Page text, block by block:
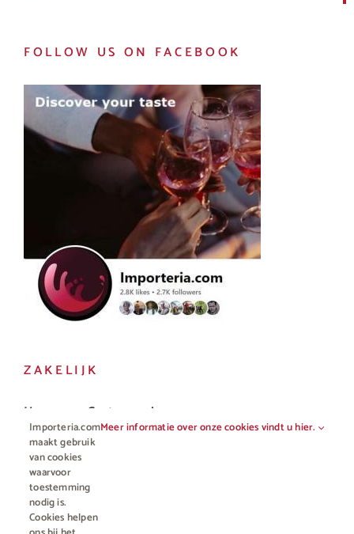
FOLLOW US ON FACEBOOK
ZAKELIJK
Horeca en Gastronomie
Vakhandel
Importeria.com
maakt gebruik
van cookies
waarvoor
toestemming
nodig is.
Cookies helpen
Meer informatie over onze cookies vindt u hier.